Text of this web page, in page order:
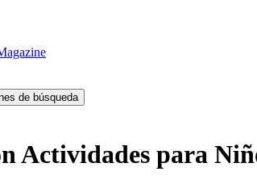
de búsqueda
Actividades para